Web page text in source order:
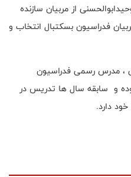
از مربیان سازنده
فدراسیون بسکتبال انتخاب و
، مدرس رسمی فدراسیون
و سابقه سال ها تدریس در
دارد.